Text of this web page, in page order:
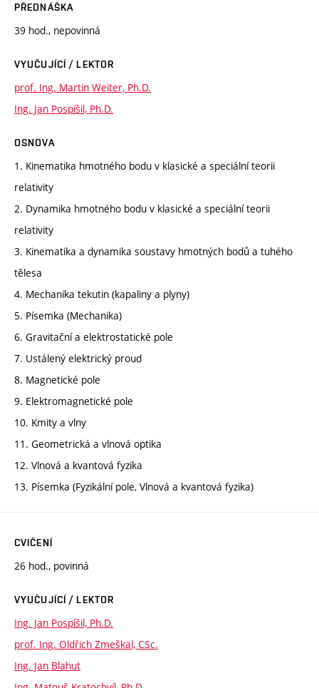
PŘEDNÁŠKA
39 hod., nepovinná
VYUČUJÍCÍ / LEKTOR
prof. Ing. Martin Weiter, Ph.D.
Ing. Jan Pospíšil, Ph.D.
OSNOVA
1. Kinematika hmotného bodu v klasické a speciální teorii
relativity
2. Dynamika hmotného bodu v klasické a speciální teorii
relativity
3. Kinematika a dynamika soustavy hmotných bodů a tuhého
tělesa
4. Mechanika tekutin (kapaliny a plyny)
5. Písemka (Mechanika)
6. Gravitační a elektrostatické pole
7. Ustálený elektrický proud
8. Magnetické pole
9. Elektromagnetické pole
10. Kmity a vlny
11. Geometrická a vlnová optika
12. Vlnová a kvantová fyzika
13. Písemka (Fyzikální pole, Vlnová a kvantová fyzika)
CVIČENÍ
26 hod., povinná
VYUČUJÍCÍ / LEKTOR
Ing. Jan Pospíšil, Ph.D.
prof. Ing. Oldřich Zmeškal, CSc.
Ing. Jan Blahut